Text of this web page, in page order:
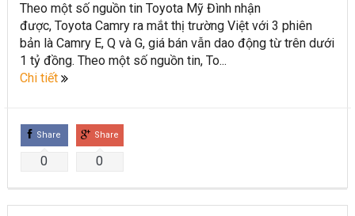
Theo một số nguồn tin Toyota Mỹ Đình nhận
được, Toyota Camry ra mắt thị trường Việt với 3 phiên
bản là Camry E, Q và G, giá bán vẫn dao động từ trên dưới
1 tỷ đồng. Theo một số nguồn tin, To...
Chi tiết
Share
0
Share
0